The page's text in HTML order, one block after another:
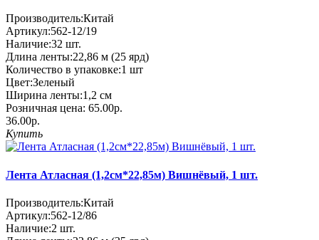
Производитель:Китай
Артикул:562-12/19
Наличие:32 шт.
Длина ленты:22,86 м (25 ярд)
Количество в упаковке:1 шт
Цвет:Зеленый
Ширина ленты:1,2 см
Розничная цена: 65.00р.
36.00р.
Купить
Лента Атласная (1,2см*22,85м) Вишнёвый, 1 шт.
Производитель:Китай
Артикул:562-12/86
Наличие:2 шт.